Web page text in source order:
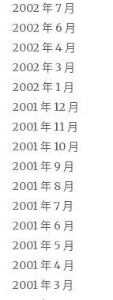
2002 年 7 月
2002 年 6 月
2002 年 4 月
2002 年 3 月
2002 年 1 月
2001 年 12 月
2001 年 11 月
2001 年 10 月
2001 年 9 月
2001 年 8 月
2001 年 7 月
2001 年 6 月
2001 年 5 月
2001 年 4 月
2001 年 3 月